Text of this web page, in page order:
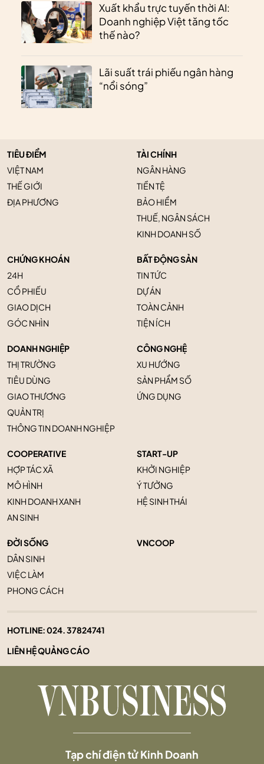
Xuất khẩu trực tuyến thời AI:
Doanh nghiệp Việt tăng tốc
thế nào?
Lãi suất trái phiếu ngân hàng
“nổi sóng”
TIÊU ĐIỂM
VIỆT NAM
THẾ GIỚI
ĐỊA PHƯƠNG
TÀI CHÍNH
NGÂN HÀNG
TIỀN TỆ
BẢO HIỂM
THUẾ, NGÂN SÁCH
KINH DOANH SỐ
CHỨNG KHOÁN
24H
CỔ PHIẾU
GIAO DỊCH
GÓC NHÌN
BẤT ĐỘNG SẢN
TIN TỨC
DỰ ÁN
TOÀN CẢNH
TIỆN ÍCH
DOANH NGHIỆP
THỊ TRƯỜNG
TIÊU DÙNG
GIAO THƯƠNG
QUẢN TRỊ
THÔNG TIN DOANH NGHIỆP
CÔNG NGHỆ
XU HƯỚNG
SẢN PHẨM SỐ
ỨNG DỤNG
COOPERATIVE
HỢP TÁC XÃ
MÔ HÌNH
KINH DOANH XANH
AN SINH
START-UP
KHỞI NGHIỆP
Ý TƯỞNG
HỆ SINH THÁI
ĐỜI SỐNG
DÂN SINH
VIỆC LÀM
PHONG CÁCH
VNCOOP
HOTLINE:024. 37824741
LIÊN HỆ QUẢNG CÁO
Tạp chí điện tử Kinh Doanh